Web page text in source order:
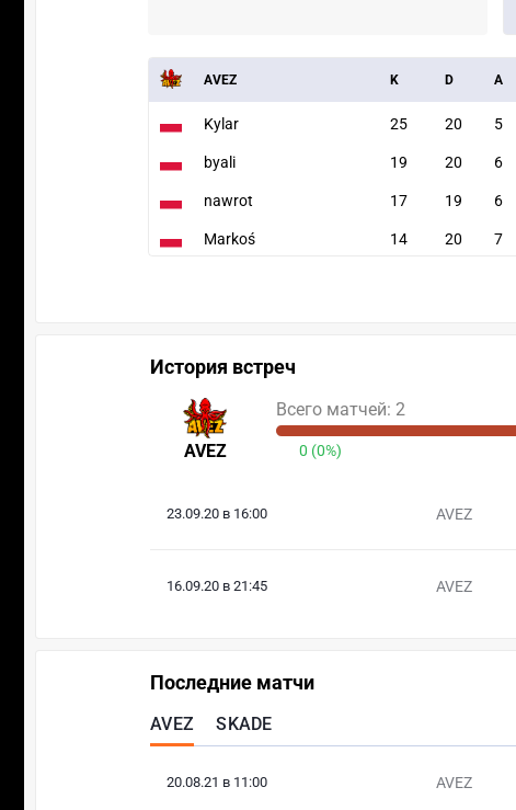
AVEZ K D A
Kylar 25 20 5
byali 19 20 6
nawrot 17 19 6
Markoś 14 20 7
История встреч
AVEZ
Всего матчей: 2
0 (0%)
23.09.20 в 16:00 AVEZ
16.09.20 в 21:45 AVEZ
Последние матчи
AVEZ SKADE
20.08.21 в 11:00 AVEZ